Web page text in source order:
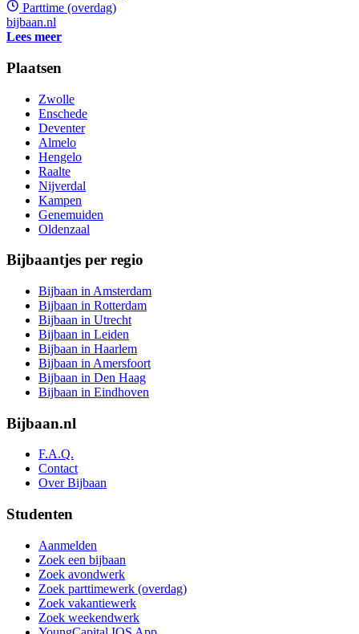
Parttime (overdag)
bijbaan.nl
Lees meer
Plaatsen
Zwolle
Enschede
Deventer
Almelo
Hengelo
Raalte
Nijverdal
Kampen
Genemuiden
Oldenzaal
Bijbaantjes per regio
Bijbaan in Amsterdam
Bijbaan in Rotterdam
Bijbaan in Utrecht
Bijbaan in Leiden
Bijbaan in Haarlem
Bijbaan in Amersfoort
Bijbaan in Den Haag
Bijbaan in Eindhoven
Bijbaan.nl
F.A.Q.
Contact
Over Bijbaan
Studenten
Aanmelden
Zoek een bijbaan
Zoek avondwerk
Zoek parttimewerk (overdag)
Zoek vakantiewerk
Zoek weekendwerk